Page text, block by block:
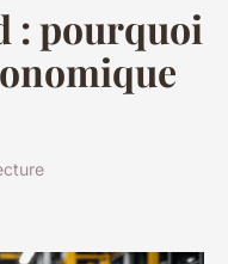
: pourquoi